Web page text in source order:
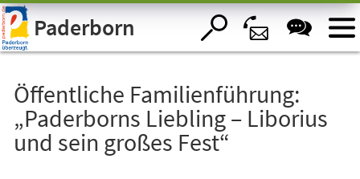
Visuelle
Assistenzsoftware
öffnen.Paderborn
Öffentliche Familienführung:
„Paderborns Liebling – Liborius
und sein großes Fest“